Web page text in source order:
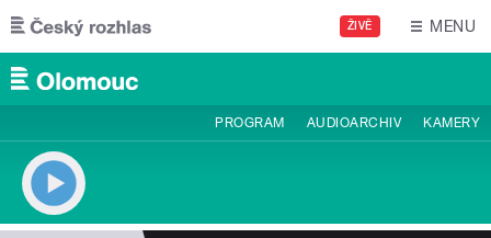
Přejít k hlavnímu obsahu
ŽIVĚ MENU
PROGRAM AUDIOARCHIV KAMERY